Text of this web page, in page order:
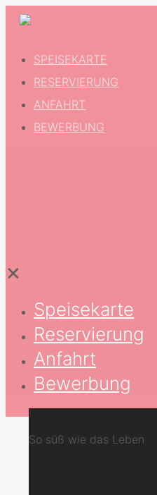
SPEISEKARTE
RESERVIERUNG
ANFAHRT
BEWERBUNG
✕
Speisekarte
Reservierung
Anfahrt
Bewerbung
So süß wie das Leben